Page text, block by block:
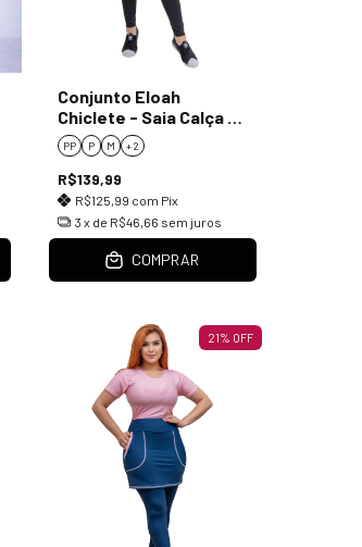
Conjunto Eloah
Chiclete - Saia Calça e
T-Shirt
PP P M + 2
R$139,99
R$125,99 com Pix
3 x de R$46,66 sem juros
COMPRAR
21% OFF